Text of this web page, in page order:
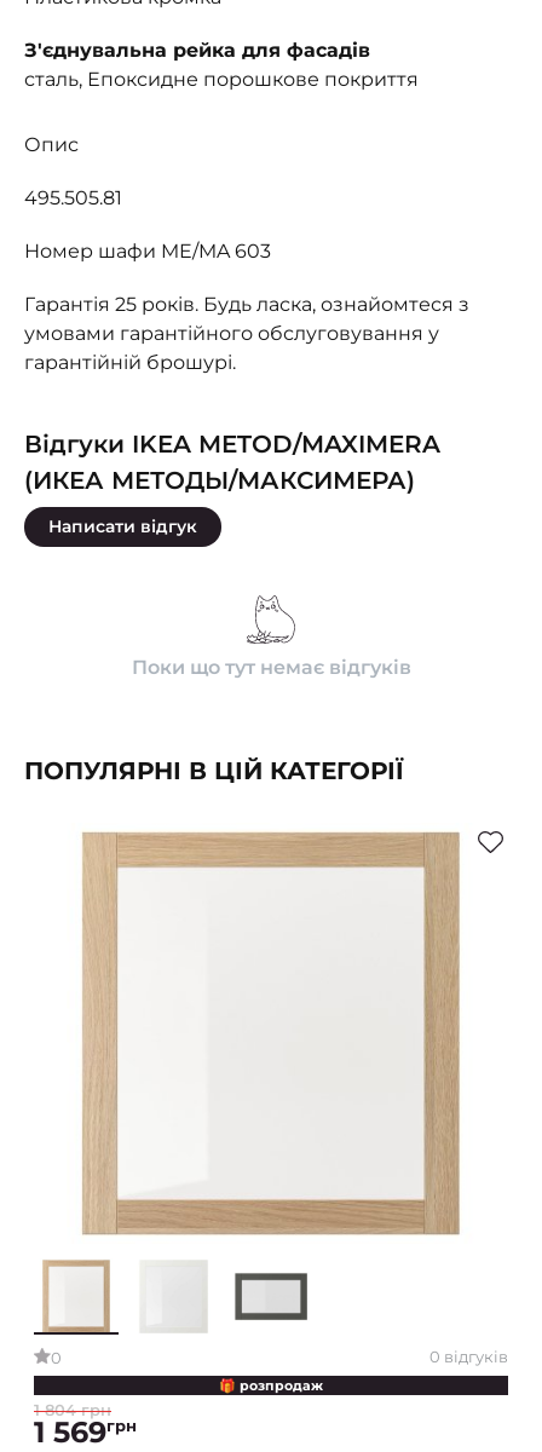
З'єднувальна рейка для фасадів
сталь, Епоксидне порошкове покриття
Опис
495.505.81
Номер шафи ME/MA 603
Гарантія 25 років. Будь ласка, ознайомтеся з
умовами гарантійного обслуговування у
гарантійній брошурі.
Відгуки IKEA METOD/MAXIMERA
(ИКЕА МЕТОДЫ/МАКСИМЕРА)
Написати відгук
Поки що тут немає відгуків
ПОПУЛЯРНІ В ЦІЙ КАТЕГОРІЇ
0 0 відгуків
🎁 розпродаж
1 804 грн
1 569грн